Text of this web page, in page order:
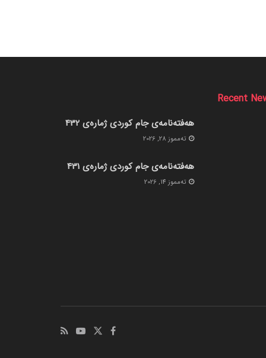
Recent
هەفتەنامەی جام کوردی ژمارەی 432
ته‌مموز 28, 2026
هەفتەنامەی جام کوردی ژمارەی 431
ته‌مموز 14, 2026